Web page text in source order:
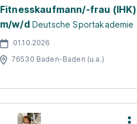
Fitnesskaufmann/-frau (IHK)
m/w/d Deutsche Sportakademie
01.10.2026
76530 Baden-Baden (u.a.)